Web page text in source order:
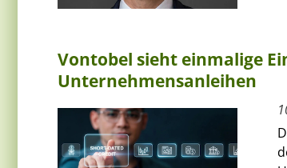
Vontobel sieht einmalige
Unternehmensanleihen